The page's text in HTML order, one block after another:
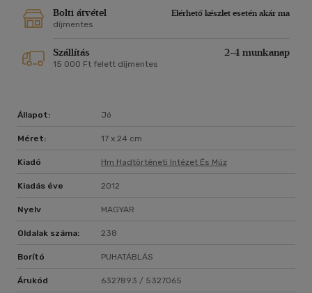
Bolti átvétel
Elérhető készlet esetén akár ma
díjmentes
Szállítás 2-4 munkanap
15 000 Ft felett díjmentes
Állapot: Jó
Méret: 17 x 24 cm
Kiadó Hm Hadtörténeti Intézet És Múz
Kiadás éve 2012
Nyelv MAGYAR
Oldalak száma: 238
Borító PUHATÁBLÁS
Árukód 6327893 / 5327065